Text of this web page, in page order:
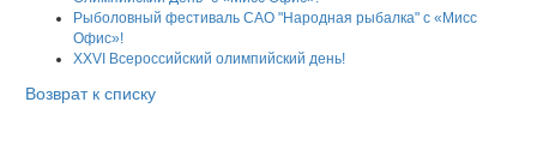
Рыболовный фестиваль САО "Народная рыбалка" с «Мисс
Офис»!
XXVI Всероссийский олимпийский день!
Возврат к списку